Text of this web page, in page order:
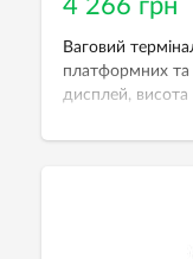
4 266 грн
Ваговий
платформних та
дисплей,